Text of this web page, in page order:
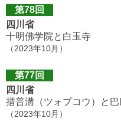
第78回
四川省
十明佛学院と白玉寺
（2023年10月）
第77回
四川省
措普溝（ツォプコウ）と
（2023年10月）